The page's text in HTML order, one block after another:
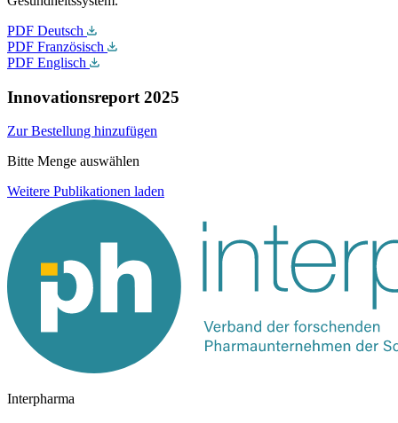
PDF Deutsch
PDF Französisch
PDF Englisch
Innovationsreport 2025
Zur Bestellung hinzufügen
Bitte Menge auswählen
Weitere Publikationen laden
Interpharma